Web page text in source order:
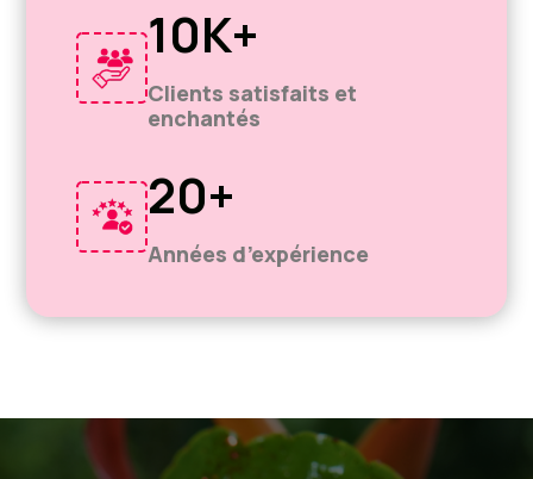
10K+
Clients satisfaits et
enchantés
20+
Années d’expérience